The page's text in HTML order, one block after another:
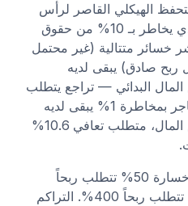
الهيكلي القاصر لرأس
المال أمام الخسائر. التاجر الذي يخاطر بـ 10% من حقوق
خسائر متتالية (غير محتمل
صادق) يبقى لديه
من رأس المال البدائي — تراجع يتطلب
187% ربحاً للتعافي. نفس التاجر بمخاطرة 1% يبقى لديه
0.99^10 ≈ 90.4% من رأس المال، متطلب تعافي 10.6%
العدو الخفي هو عدم التماثل. خسارة 50% تتطلب ربحاً
100% للتعافي. خسارة 80% تتطلب ربحاً 400%. التراكم